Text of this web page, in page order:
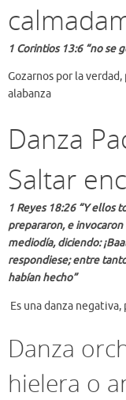
1 Corintios 13:6 “no se
Gozarnos por la
alabanza
Danza
Saltar
1 Reyes 18:26 “Y ellos
prepararon, e
mediodía, diciendo:
respondiese; entre
habían hecho”
Es una danza
Danza
hielera o